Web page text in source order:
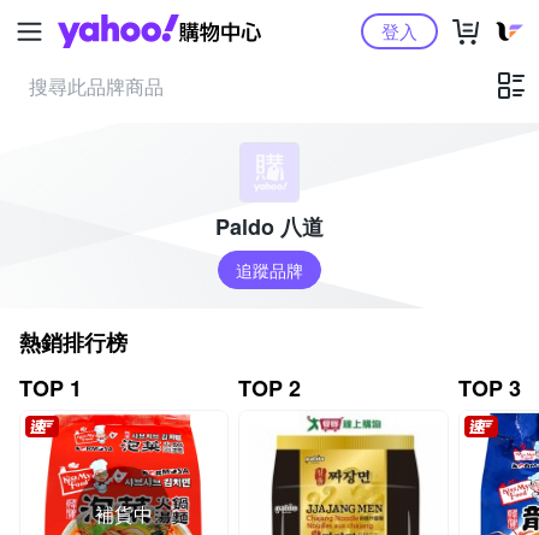
Yahoo購物中心登入
Paldo 八道
追蹤品牌
熱銷排行榜
TOP 1
補貨中
TOP 2 TOP 3